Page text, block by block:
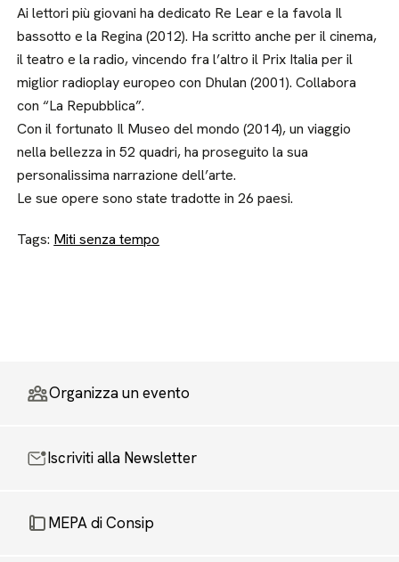
Ai lettori più giovani ha dedicato Re Lear e la favola Il
bassotto e la Regina (2012). Ha scritto anche per il cinema,
il teatro e la radio, vincendo fra l’altro il Prix Italia per il
miglior radioplay europeo con Dhulan (2001). Collabora
con “La Repubblica”.
Con il fortunato Il Museo del mondo (2014), un viaggio
nella bellezza in 52 quadri, ha proseguito la sua
personalissima narrazione dell’arte.
Le sue opere sono state tradotte in 26 paesi.
Tags: Miti senza tempo
Organizza un evento
Iscriviti alla Newsletter
MEPA di Consip